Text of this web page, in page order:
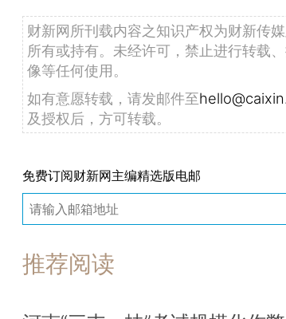
财新网所刊载内容之知识产权为财新传
所有或持有。未经许可，禁止进行转载
像等任何使用。
如有意愿转载，请发邮件至
及授权后，方可转载。
免费订阅财新网主编精选版电邮
推荐阅读